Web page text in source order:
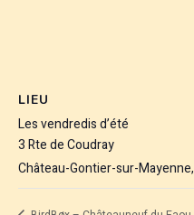
LIEU
Les vendredis d’été
3 Rte de Coudray
Château-Gontier-sur-Mayenne,